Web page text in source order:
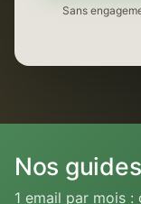
Sans
Nos
1 email par mois